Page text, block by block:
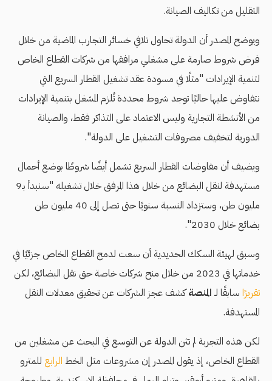
التقليل من تكاليف الصيانة.
ويوضح المصدر أن الدولة تحاول تلافي خسائر التجارب الماضية من خلال
فرض شروط صارمة على مشغلي مرافقها من شركات القطاع الخاص
لتنمية الإيرادات "مثلًا في مسودة عقد تشغيل القطار السريع التي
نتفاوض عليها حاليًا توجد شروط محددة تُلزم المشغل بتنمية الإيرادات
من الأنشطة التجارية وليس الاعتماد على التذاكر فقط، والصيانة
الدورية لتخفيف مصروفات التشغيل على الدولة".
ويضيف أن مفاوضات القطار السريع تشمل أيضًا شروطًا بوضع أحمال
مستهدفة لنقل البضائع من خلال هذا المرفق خلال تشغيله "سنبدأ بـ9
مليون طن، وستزداد النسبة سنويًا حتى تصل إلى 40 مليون طن
بضائع خلال 2030".
وسبق لهيئة السكك الحديدية أن سعت لدمج القطاع الخاص جزئيًا في
خدماتها في 2023 من خلال منح شركات خاصة حق نقل البضائع، لكن
تقريرًا سابقًا لـ المنصةكشف عجز الشركات عن تحقيق معدلات النقل
المستهدفة.
لكن هذه التجربة لم تثن الدولة عن التوسع في البحث عن مشغلين من
القطاع الخاص، إذ يقول المصدر إن مشروعات مثل الخط الرابع للمترو